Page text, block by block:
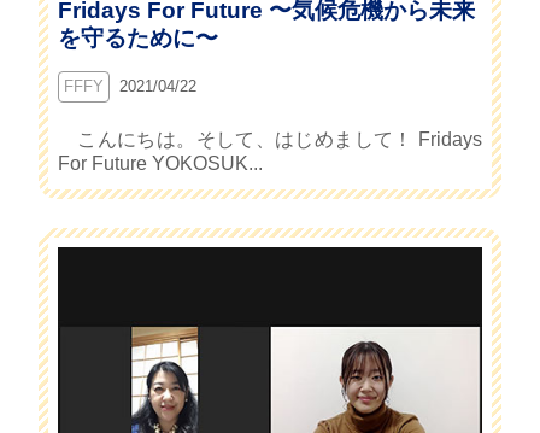
Fridays For Future 〜気候危機から未来
を守るために〜
FFFY 2021/04/22
こんにちは。そして、はじめまして！ Fridays
For Future YOKOSUK...